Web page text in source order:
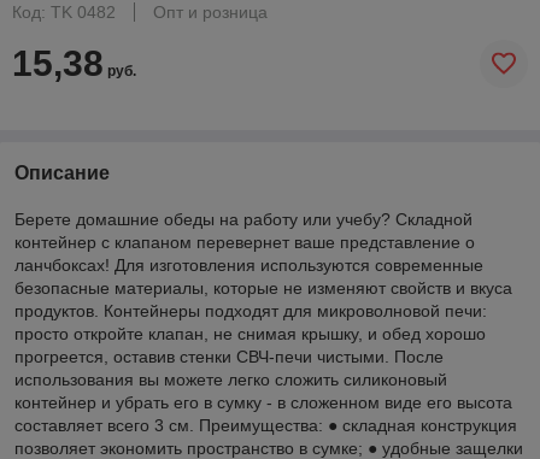
Код: TK 0482
Опт и розница
15,38 руб.
Описание
Берете домашние обеды на работу или учебу? Складной
контейнер с клапаном перевернет ваше представление о
ланчбоксах! Для изготовления используются современные
безопасные материалы, которые не изменяют свойств и вкуса
продуктов. Контейнеры подходят для микроволновой печи:
просто откройте клапан, не снимая крышку, и обед хорошо
прогреется, оставив стенки СВЧ-печи чистыми. После
использования вы можете легко сложить силиконовый
контейнер и убрать его в сумку - в сложенном виде его высота
составляет всего 3 см. Преимущества: ● складная конструкция
позволяет экономить пространство в сумке; ● удобные защелки